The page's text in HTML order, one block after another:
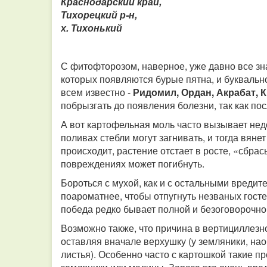
Тихорецкий р-н,
х. Тихонький
С фитофторозом, наверное, уже давно все
которых появляются бурые пятна, и
всем известно - Ридомил, Ордан, Акрабат,
побрызгать до появления болезни, так как
А вот картофельная моль часто вызывает
поливах стебли могут загнивать, и тогда
происходит, растение отстает в росте,
повреждениях может погибнуть.
Бороться с мухой, как и с остальными
поароматнее, чтобы отпугнуть незваных
победа редко бывает полной и
Возможно также, что причина в
оставляя вначале верхушку (у земляники,
листья). Особенно часто с картошкой такие